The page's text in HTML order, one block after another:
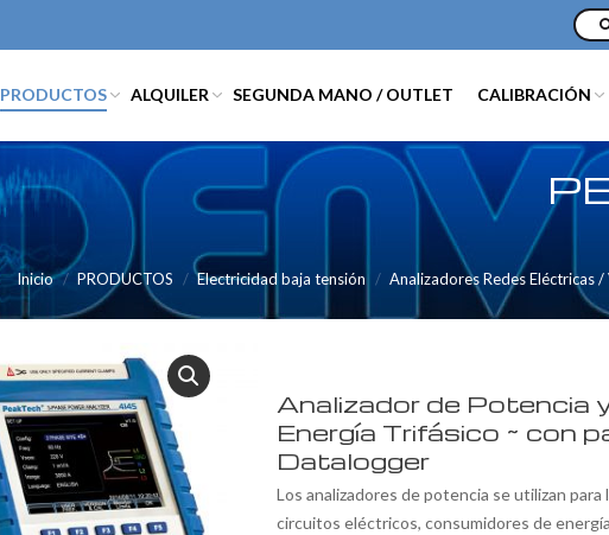
PRODUCTOS ALQUILER SEGUNDA MANO / OUTLET CALIBRACIÓN
Inicio PRODUCTOS Electricidad baja tensión Analizadores Redes Eléctricas
Analizador de Potencia
Energía Trifásico ~ con
Datalogger
Los analizadores de potencia se utilizan para
circuitos eléctricos, consumidores de